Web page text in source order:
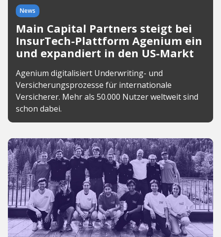
News
Main Capital Partners steigt bei
InsurTech-Plattform Agenium ein
und expandiert in den US-Markt
Agenium digitalisiert Underwriting- und
Versicherungsprozesse für internationale
Versicherer. Mehr als 50.000 Nutzer weltweit sind
schon dabei.